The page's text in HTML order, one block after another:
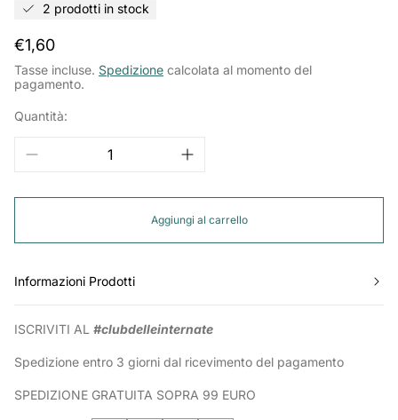
2 prodotti in stock
Prezzo
normale
€1,60
Tasse incluse. Spedizione calcolata al momento del
pagamento.
Quantità:
Aggiungi al carrello
Informazioni Prodotti
ISCRIVITI AL #clubdelleinternate
Spedizione entro 3 giorni dal ricevimento del pagamento
SPEDIZIONE GRATUITA SOPRA 99 EURO